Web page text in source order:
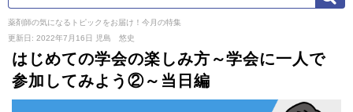
薬剤師の気になるトピックをお届け！今月の特集
更新日: 2022年7月16日
児島 悠史
はじめての学会の楽しみ方～学会に一人で
参加してみよう②～当日編